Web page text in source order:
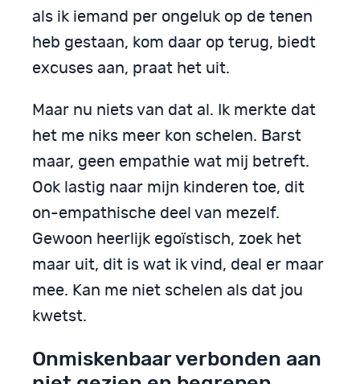
als ik iemand per ongeluk op de tenen
heb gestaan, kom daar op terug, biedt
excuses aan, praat het uit.
Maar nu niets van dat al. Ik merkte dat
het me niks meer kon schelen. Barst
maar, geen empathie wat mij betreft.
Ook lastig naar mijn kinderen toe, dit
on-empathische deel van mezelf.
Gewoon heerlijk egoïstisch, zoek het
maar uit, dit is wat ik vind, deal er maar
mee. Kan me niet schelen als dat jou
kwetst.
Onmiskenbaar verbonden aan